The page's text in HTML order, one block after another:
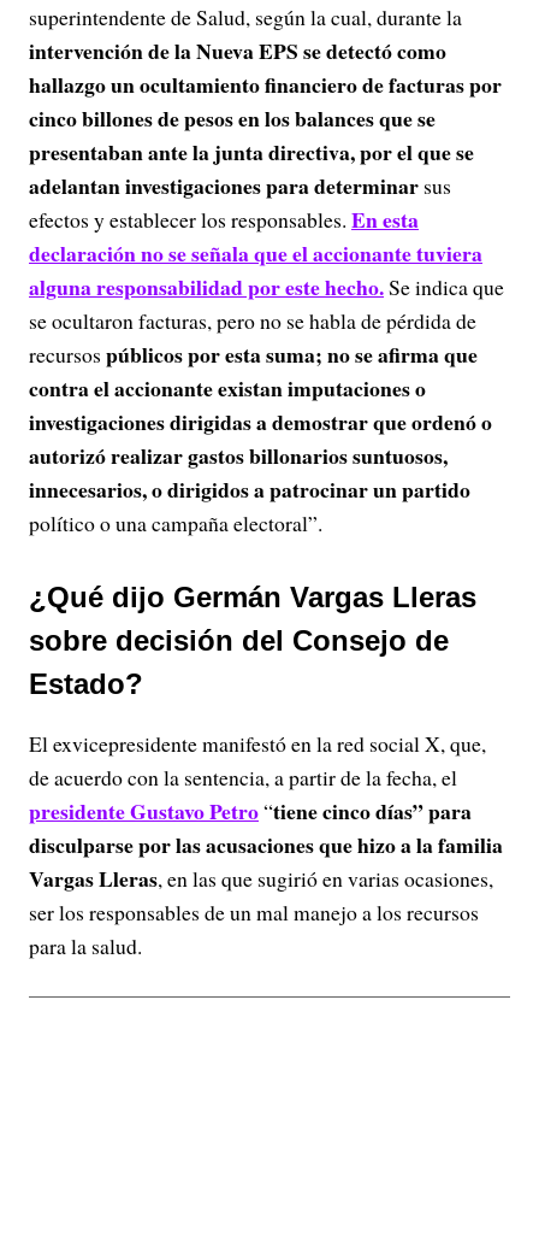
superintendente de Salud, según la cual, durante la
intervención de la Nueva EPS se detectó como
hallazgo un ocultamiento financiero de facturas por
cinco billones de pesos en los balances que se
presentaban ante la junta directiva, por el que se
adelantan investigaciones para determinar sus
efectos y establecer los responsables. En esta
declaración no se señala que el accionante tuviera
alguna responsabilidad por este hecho.Se indica que
se ocultaron facturas, pero no se habla de pérdida de
recursos públicos por esta suma; no se afirma que
contra el accionante existan imputaciones o
investigaciones dirigidas a demostrar que ordenó o
autorizó realizar gastos billonarios suntuosos,
innecesarios, o dirigidos a patrocinar un partido
político o una campaña electoral”.
¿Qué dijo Germán Vargas Lleras
sobre decisión del Consejo de
Estado?
El exvicepresidente manifestó en la red social X, que,
de acuerdo con la sentencia, a partir de la fecha, el
presidente Gustavo Petro“tiene cinco días” para
disculparse por las acusaciones que hizo a la familia
Vargas Lleras, en las que sugirió en varias ocasiones,
ser los responsables de un mal manejo a los recursos
para la salud.